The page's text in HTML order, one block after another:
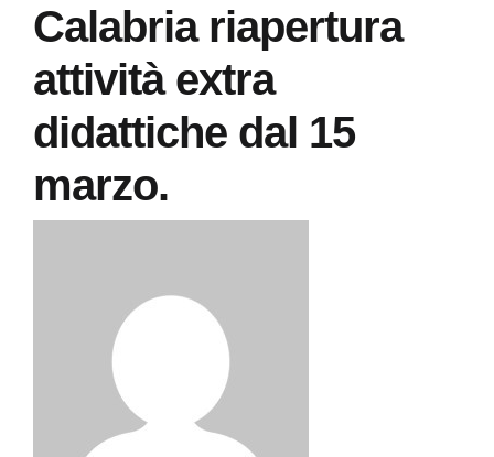
Calabria riapertura
attività extra
didattiche dal 15
marzo.